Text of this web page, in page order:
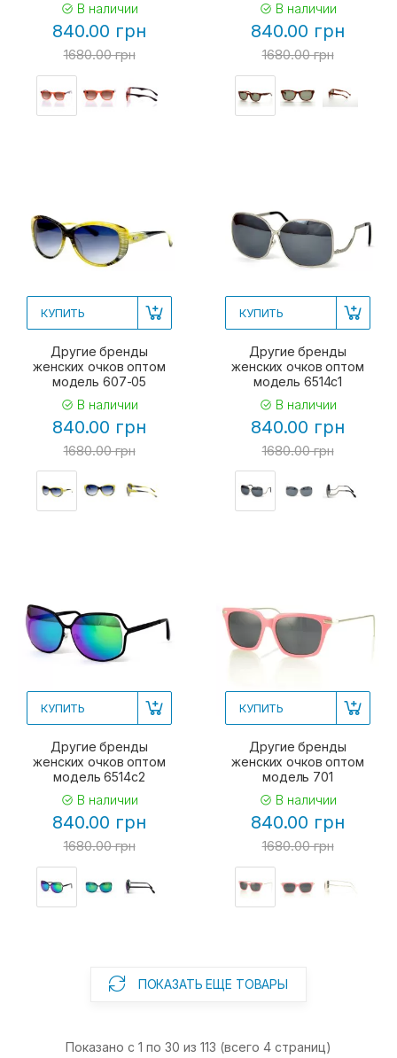
В наличии
840.00 грн
1680.00 грн
В наличии
840.00 грн
1680.00 грн
КУПИТЬ
Другие бренды
женских очков оптом
модель 607-05
В наличии
840.00 грн
1680.00 грн
КУПИТЬ
Другие бренды
женских очков оптом
модель 6514c1
В наличии
840.00 грн
1680.00 грн
КУПИТЬ
Другие бренды
женских очков оптом
модель 6514c2
В наличии
840.00 грн
1680.00 грн
КУПИТЬ
Другие бренды
женских очков оптом
модель 701
В наличии
840.00 грн
1680.00 грн
ПОКАЗАТЬ ЕЩЕ ТОВАРЫ
Показано с 1 по 30 из 113 (всего 4 страниц)